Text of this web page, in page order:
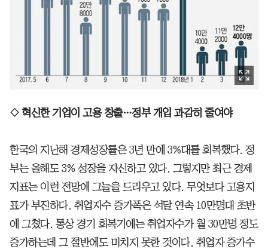
◇ 혁신한 기업이 고용 창출…정부 개입 과감히 줄여야
한국의 지난해 경제성장률은 3년 만에 3%대를 회복했다. 정
부는 올해도 3% 성장을 자신하고 있다. 그렇지만 최근 경제
지표는 이런 전망에 그늘을 드리우고 있다. 무엇보다 고용지
표가 부진하다. 취업자수 증가폭은 석달 연속 10만명대 초반
에 그쳤다. 통상 경기 회복기에는 취업자수가 월 30만명 정도
증가하는데 그 절반에도 미치지 못한 것이다. 취업자 증가수